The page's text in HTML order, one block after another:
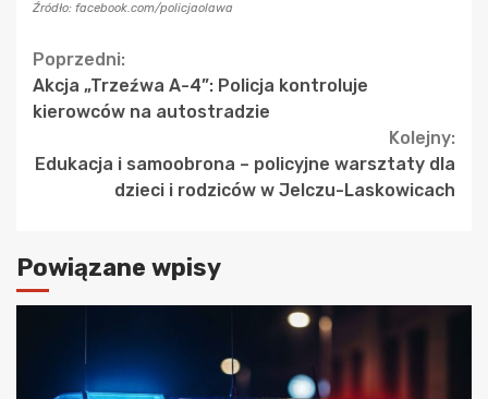
Źródło: facebook.com/policjaolawa
Continue
Reading
Poprzedni:
Akcja „Trzeźwa A-4”: Policja kontroluje
kierowców na autostradzie
Kolejny:
Edukacja i samoobrona – policyjne warsztaty dla
dzieci i rodziców w Jelczu-Laskowicach
Powiązane wpisy